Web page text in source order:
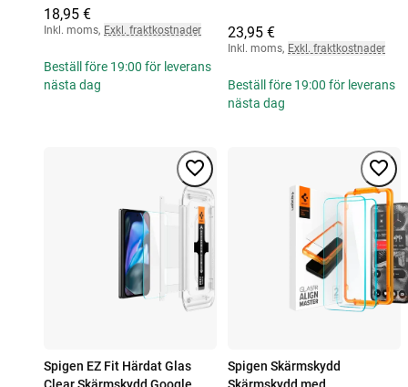
18,95 €
Inkl. moms, Exkl. fraktkostnader
Beställ före 19:00 för leverans
nästa dag
23,95 €
Inkl. moms, Exkl. fraktkostnader
Beställ före 19:00 för leverans
nästa dag
Spigen EZ Fit Härdat Glas
Spigen Skärmskydd